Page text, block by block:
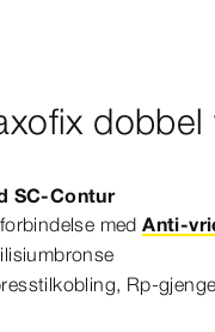
SC‑Contur
medAnti-
Rp-​gjenge